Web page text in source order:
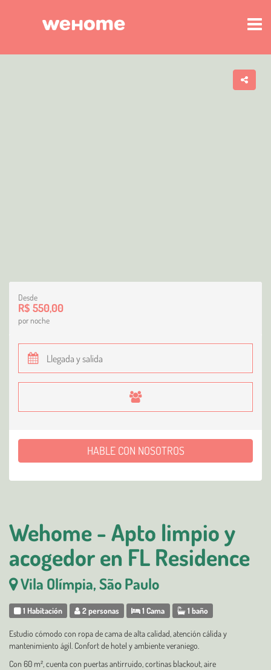
Wehome - Apto limpio y
acogedor en FL Residence
Vila Olímpia, São Paulo
1 Habitación 2 personas 1 Cama 1 baño
Estudio cómodo con ropa de cama de alta calidad, atención cálida y
mantenimiento ágil. Confort de hotel y ambiente veraniego.
Con 60 m², cuenta con puertas antirruido, cortinas blackout, aire
Desde
R$ 550,00
por noche
HABLE CON NOSOTROS